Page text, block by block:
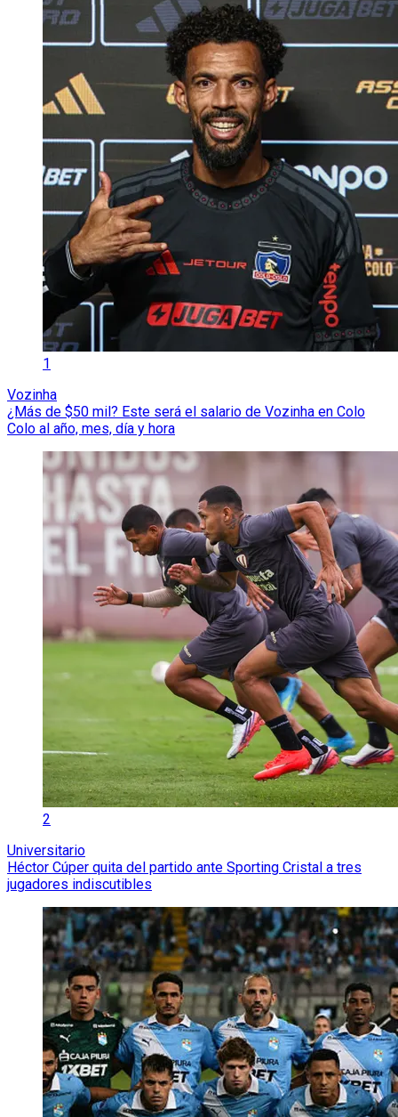
1
Vozinha
¿Más de $50 mil? Este será el salario de Vozinha en Colo
Colo al año, mes, día y hora
2
Universitario
Héctor Cúper quita del partido ante Sporting Cristal a tres
jugadores indiscutibles